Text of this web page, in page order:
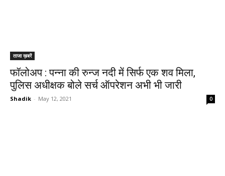
ताजा ख़बरें
फॉलोअप : पन्ना की रुन्ज नदी में सिर्फ एक शव मिला,
पुलिस अधीक्षक बोले सर्च ऑपरेशन अभी भी जारी
Shadik - May 12, 2021 0